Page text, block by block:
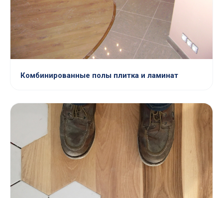
Комбинированные полы плитка и ламинат